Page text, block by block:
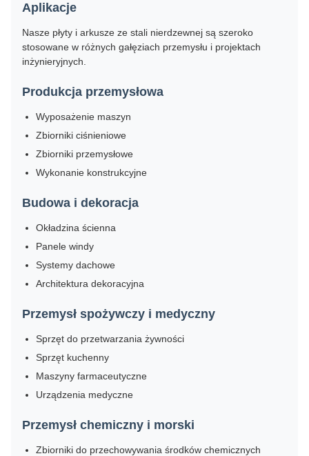
Aplikacje
Nasze płyty i arkusze ze stali nierdzewnej są szeroko
stosowane w różnych gałęziach przemysłu i projektach
inżynieryjnych.
Produkcja przemysłowa
Wyposażenie maszyn
Zbiorniki ciśnieniowe
Zbiorniki przemysłowe
Wykonanie konstrukcyjne
Budowa i dekoracja
Okładzina ścienna
Panele windy
Systemy dachowe
Architektura dekoracyjna
Przemysł spożywczy i medyczny
Sprzęt do przetwarzania żywności
Sprzęt kuchenny
Maszyny farmaceutyczne
Urządzenia medyczne
Przemysł chemiczny i morski
Zbiorniki do przechowywania środków chemicznych